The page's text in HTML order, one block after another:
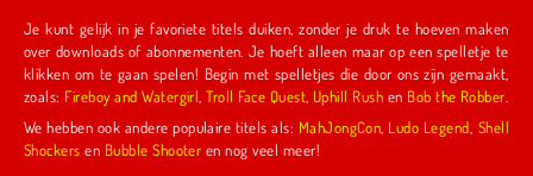
Je kunt gelijk in je favoriete titels duiken, zonder je druk te hoeven maken
over downloads of abonnementen. Je hoeft alleen maar op een spelletje te
klikken om te gaan spelen! Begin met spelletjes die door ons zijn gemaakt,
zoals:
Fireboy and Watergirl ,Troll Face Quest Uphill Rush en Bob the Robber
We hebben ook andere populaire titels als: MahJongCon Ludo Legend Shell
Shockers en Bubble Shooter en nog veel meer!